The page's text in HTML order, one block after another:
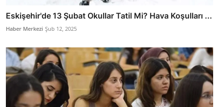
Eskişehir'de 13 Şubat Okullar Tatil Mi? Hava Koşulları ...
Haber Merkezi Şub 12, 2025